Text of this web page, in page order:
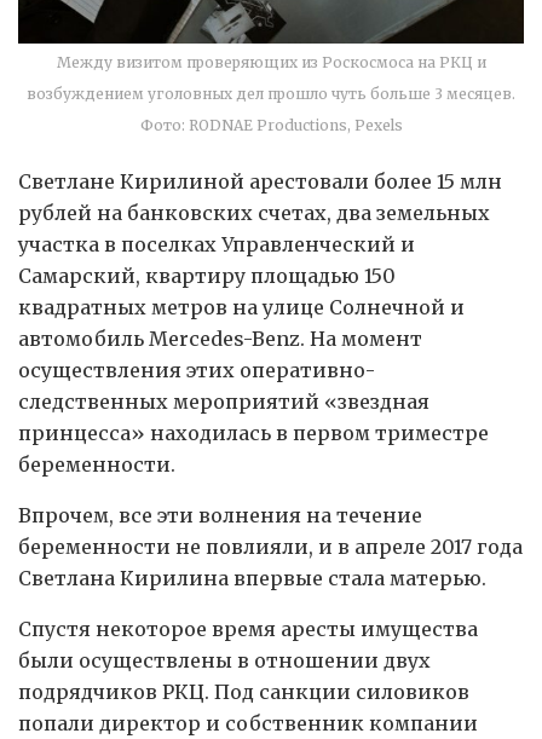
Между визитом проверяющих из Роскосмоса на РКЦ и
возбуждением уголовных дел прошло чуть больше 3 месяцев.
Фото: RODNAE Productions, Pexels
Светлане Кирилиной арестовали более 15 млн
рублей на банковских счетах, два земельных
участка в поселках Управленческий и
Самарский, квартиру площадью 150
квадратных метров на улице Солнечной и
автомобиль Mercedes-Benz. На момент
осуществления этих оперативно-
следственных мероприятий «звездная
принцесса» находилась в первом триместре
беременности.
Впрочем, все эти волнения на течение
беременности не повлияли, и в апреле 2017 года
Светлана Кирилина впервые стала матерью.
Спустя некоторое время аресты имущества
были осуществлены в отношении двух
подрядчиков РКЦ. Под санкции силовиков
попали директор и собственник компании